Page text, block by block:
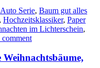
Driving
home
for
Auto Serie, Baum gut alles
, Hochzeitsklassiker, Paper
im Lichterschein,
comment